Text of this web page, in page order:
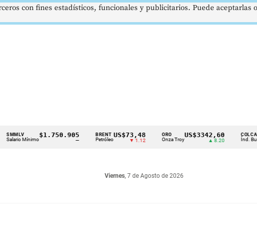
Mínimo
$1.750.905 BRENT
Petróleo
US$73,48
▼ 1.12
ORO
Onza Troy
US$3342,60 COLCAP
Índ. Bursátil
Viernes, 7 de Agosto de 2026
con fines estadísticos, funcionales y publicitarios. Puede aceptarlas